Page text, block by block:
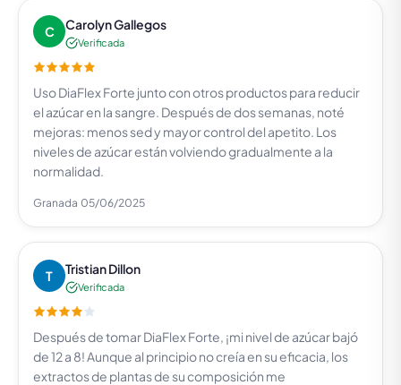
C Carolyn Gallegos
Verificada
Uso DiaFlex Forte junto con otros productos para reducir
el azúcar en la sangre. Después de dos semanas, noté
mejoras: menos sed y mayor control del apetito. Los
niveles de azúcar están volviendo gradualmente a la
normalidad.
Granada 05/06/2025
T Tristian Dillon
Verificada
Después de tomar DiaFlex Forte, ¡mi nivel de azúcar bajó
de 12 a 8! Aunque al principio no creía en su eficacia, los
extractos de plantas de su composición me